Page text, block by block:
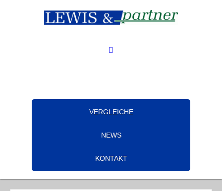
VERGLEICHE
NEWS
KONTAKT